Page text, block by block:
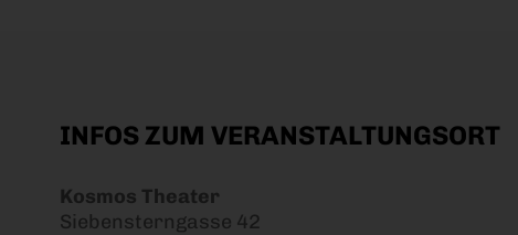
INFOS ZUM VERANSTALTUNGSORT
Kosmos Theater
Siebensterngasse 42